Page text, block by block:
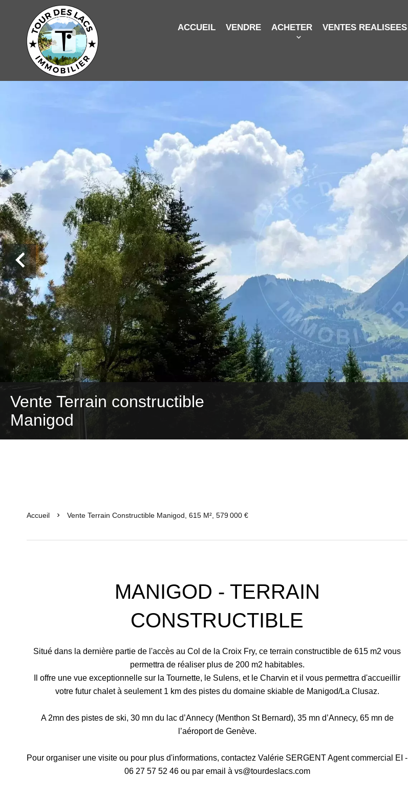
ACCUEIL VENDRE ACHETER VENTES REALISEES
Vente Terrain constructible
Manigod
Accueil Vente Terrain Constructible Manigod, 615 M², 579 000 €
MANIGOD - TERRAIN
CONSTRUCTIBLE
Situé dans la dernière partie de l'accès au Col de la Croix Fry, ce terrain constructible de 615 m2 vous
permettra de réaliser plus de 200 m2 habitables.
Il offre une vue exceptionnelle sur la Tournette, le Sulens, et le Charvin et il vous permettra d'accueillir
votre futur chalet à seulement 1 km des pistes du domaine skiable de Manigod/La Clusaz.
A 2mn des pistes de ski, 30 mn du lac d’Annecy (Menthon St Bernard), 35 mn d’Annecy, 65 mn de
l’aéroport de Genève.
Pour organiser une visite ou pour plus d'informations, contactez Valérie SERGENT Agent commercial EI -
06 27 57 52 46 ou par email à vs@tourdeslacs.com